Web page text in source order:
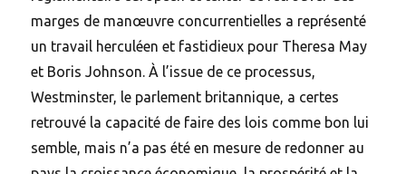
marges de manœuvre concurrentielles a représenté
un travail herculéen et fastidieux pour Theresa May
et Boris Johnson. À l’issue de ce processus,
Westminster, le parlement britannique, a certes
retrouvé la capacité de faire des lois comme bon lui
semble, mais n’a pas été en mesure de redonner au